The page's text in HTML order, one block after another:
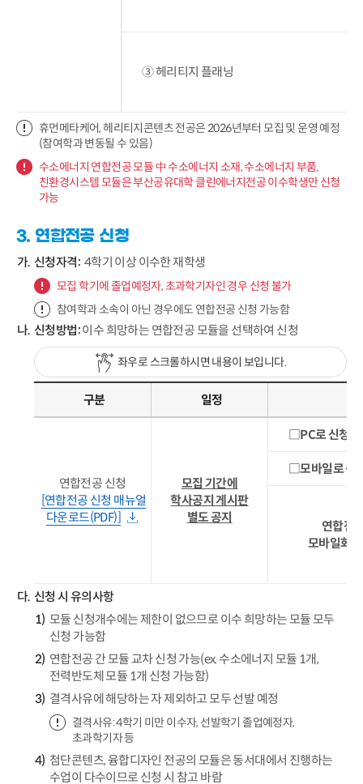
③ 헤리티지 플래닝
휴먼메타케어, 헤리티지콘텐츠 전공은 2026년부터 모집 및 운영 예정
(참여학과 변동될 수 있음)
수소에너지 연합전공 모듈 中 수소에너지 소재, 수소에너지 부품,
친환경시스템 모듈은 부산공유대학 클린에너지전공 이수학생만 신청
가능
3. 연합전공 신청
신청자격: 4학기 이상 이수한 재학생
모집 학기에 졸업예정자, 초과학기자인 경우 신청 불가
참여학과 소속이 아닌 경우에도 연합전공 신청 가능함
신청방법:이수 희망하는 연합전공 모듈을 선택하여 신청
좌우로 스크롤하시면 내용이 보입니다.
구분 일정
연합전공 신청
[연합전공 신청 매뉴얼
다운로드(PDF)]
모집 기간에
학사공지 게시판
별도 공지
□PC로 신청
□모바일로 신
연합전
모바일화
신청 시 유의사항
모듈 신청개수에는 제한이 없으므로 이수 희망하는 모듈 모두
신청 가능함
연합전공 간 모듈 교차 신청 가능(ex. 수소에너지 모듈 1개,
전력반도체 모듈 1개 신청 가능함)
결격사유에 해당하는 자 제외하고 모두 선발 예정
결격사유: 4학기 미만 이수자, 선발학기 졸업예정자,
초과학기자 등
첨단콘텐츠, 융합디자인 전공의 모듈은 동서대에서 진행하는
수업이 다수이므로 신청 시 참고 바람